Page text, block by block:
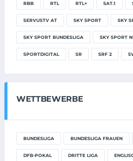
RBB RTL RTL+ SAT.1
SERVUSTV AT SKY SPORT SKY
SKY SPORT BUNDESLIGA SKY SPORT
SPORTDIGITAL SR SRF 2
WETTBEWERBE
BUNDESLIGA BUNDESLIGA FRAUEN
DFB-POKAL DRITTE LIGA